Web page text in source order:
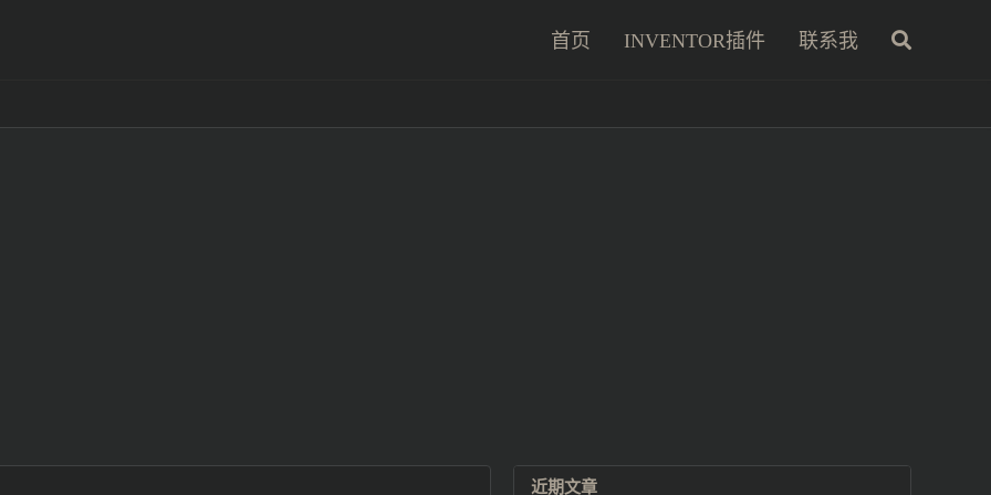
首页 INVENTOR插件 联系我
近期文章